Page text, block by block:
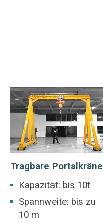
Tragbare Portalkräne
Kapazität: bis 10t
Spannweite: bis zu
10 m